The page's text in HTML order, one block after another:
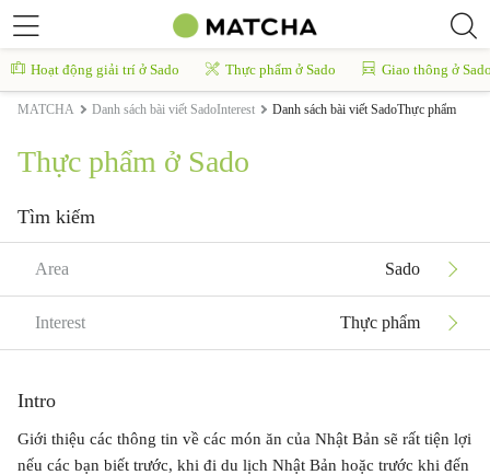
Hoạt động giải trí ở Sado Thực phẩm ở Sado Giao thông ở
MATCHA Danh sách bài viết SadoInterest Danh sách bài viết SadoThực phẩm
Thực phẩm ở Sado
Tìm kiếm
Area Sado
Interest Thực phẩm
Intro
Giới thiệu các thông tin về các món ăn của Nhật Bản sẽ rất tiện lợi
nếu các bạn biết trước, khi đi du lịch Nhật Bản hoặc trước khi đến